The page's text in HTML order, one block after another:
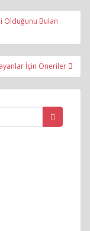
Olduğunu Bulan
İçin Öneriler